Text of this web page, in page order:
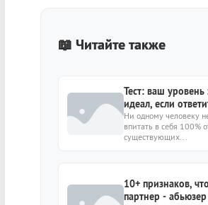
📖 Читайте также
Тест: ваш
идеал, если
Ни одному человеку
впитать в себя 100%
существующих...
10+ признаков,
партнер - абьюзер